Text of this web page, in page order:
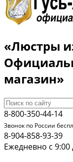
«Люстры
магазин»
8-800-350-44-14
Звонок по России
8-904-858-93-39
Ежедневно с 9:00